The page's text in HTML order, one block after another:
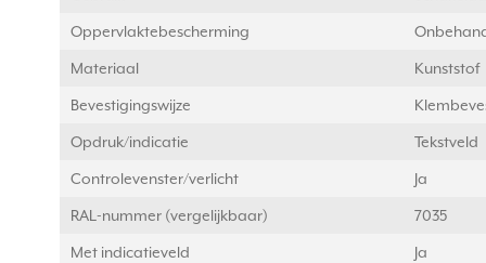
Oppervlaktebescherming
Materiaal Kunststof
Bevestigingswijze
Opdruk/indicatie Tekstveld
Controlevenster/verlicht Ja
RAL-nummer (vergelijkbaar) 7035
Met indicatieveld Ja